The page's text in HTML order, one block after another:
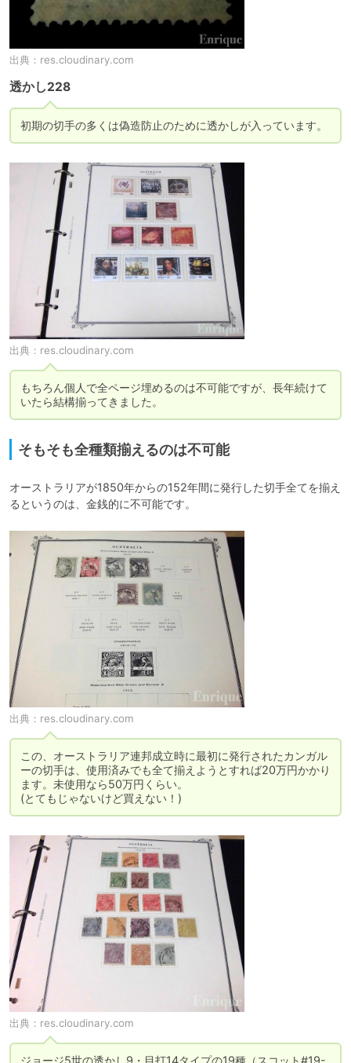
出典： res.cloudinary.com
透かし228
初期の切手の多くは偽造防止のために透かしが入っています。
出典： res.cloudinary.com
もちろん個人で全ページ埋めるのは不可能ですが、長年続けて
いたら結構揃ってきました。
そもそも全種類揃えるのは不可能
オーストラリアが1850年からの152年間に発行した切手全てを揃え
るというのは、金銭的に不可能です。
出典： res.cloudinary.com
この、オーストラリア連邦成立時に最初に発行されたカンガル
ーの切手は、使用済みでも全て揃えようとすれば20万円かかり
ます。未使用なら50万円くらい。
(とてもじゃないけど買えない！)
出典： res.cloudinary.com
ジョージ5世の透かし9・目打14タイプの19種（スコット#19-